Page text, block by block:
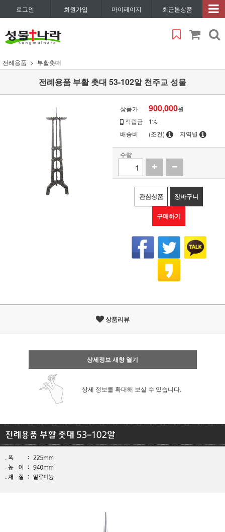
로그인 회원가입 마이페이지 최근본상품
전례용품 부활촛대
전례용품 부활 촛대 53-102알 천주교 성물
상품가 900,000원
적립금
1%
배송비
(조건) 지역별
수량
관심상품 장바구니
구매하기
상품리뷰
상세정보 새창 열기
상세 정보를 확대해 보실 수 있습니다.